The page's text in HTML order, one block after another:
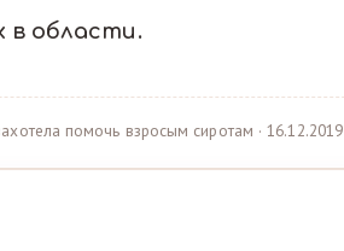
в области.
помочь взросым сиротам · 16.12.2019